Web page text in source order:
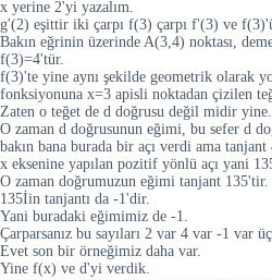
x yerine 2'yi yazalım.
g'(2) eşittir iki çarpı f(3) çarpı f'(3) ve
Bakın eğrinin üzerinde A(3,4) noktası,
f(3)=4'tür.
f(3)'te yine aynı şekilde geometrik olarak
fonksiyonuna x=3 apisli noktadan çizilen
Zaten o teğet de d doğrusu değil midir yine.
O zaman d doğrusunun eğimi, bu sefer d
bakın bana burada bir açı verdi ama
x eksenine yapılan pozitif yönlü açı yani
O zaman doğrumuzun eğimi tanjant 135'tir.
135İin tanjantı da -1'dir.
Yani buradaki eğimimiz de -1.
Çarparsanız bu sayıları 2 var 4 var -1 var
Evet son bir örneğimiz daha var.
Yine f(x) ve d'yi verdik.